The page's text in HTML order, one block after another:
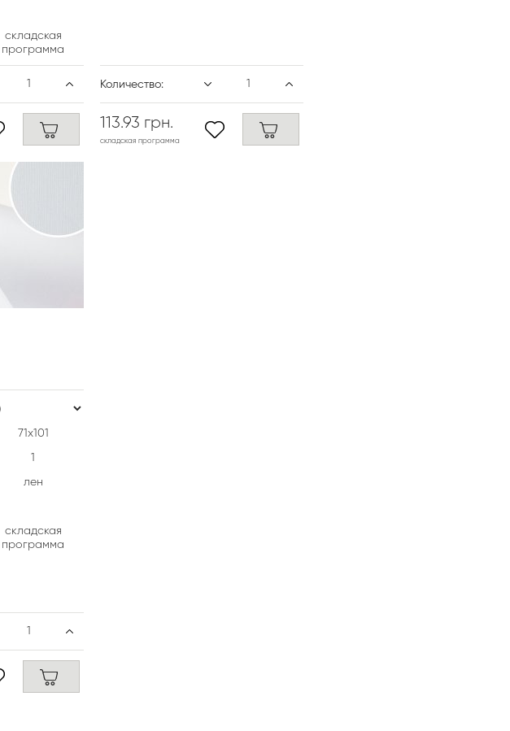
складская
программа
Количество:
113.93 грн.
складская программа
71х101
1
лен
складская
программа